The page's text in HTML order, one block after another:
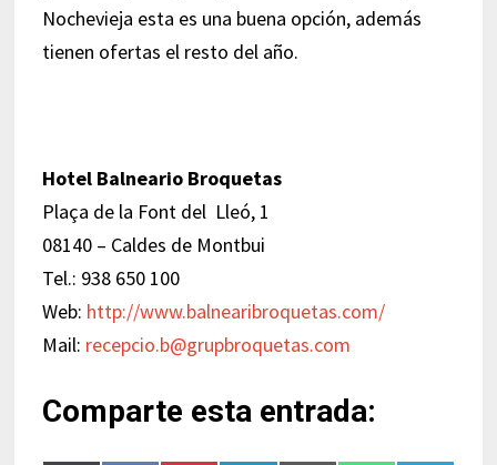
Nochevieja esta es una buena opción, además
tienen ofertas el resto del año.
Hotel Balneario Broquetas
Plaça de la Font del Lleó, 1
08140 – Caldes de Montbui
Tel.: 938 650 100
Web: http://www.balnearibroquetas.com/
Mail: recepcio.b@grupbroquetas.com
Comparte esta entrada: